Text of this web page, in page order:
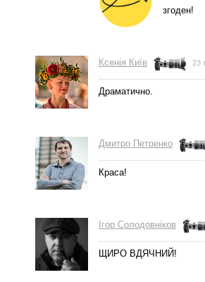
згоден!
Ксенія Київ 23
Драматично.
Дмитро Петренко
Краса!
Ігор Солодовніков
ЩИРО ВДЯЧНИЙ!